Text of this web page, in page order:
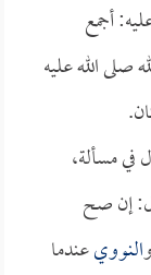
أجمع
صلى الله عليه
في مسألة،
إن صح
والنوويعندما